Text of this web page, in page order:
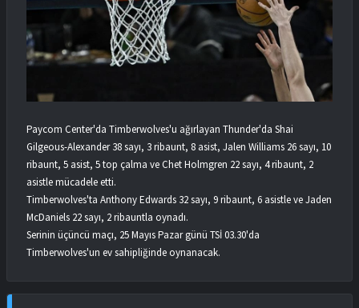
Paycom Center'da Timberwolves'u ağırlayan Thunder'da Shai
Gilgeous-Alexander 38 sayı, 3 ribaunt, 8 asist, Jalen Williams 26 sayı, 10
ribaunt, 5 asist, 5 top çalma ve Chet Holmgren 22 sayı, 4 ribaunt, 2
asistle mücadele etti.
Timberwolves'ta Anthony Edwards 32 sayı, 9 ribaunt, 6 asistle ve Jaden
McDaniels 22 sayı, 2 ribauntla oynadı.
Serinin üçüncü maçı, 25 Mayıs Pazar günü TSİ 03.30'da
Timberwolves'un ev sahipliğinde oynanacak.